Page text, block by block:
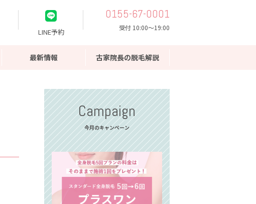
LINE予約
0155-67-0001
受付 10:00〜19:00
最新情報 古家院長の脱毛解説
Campaign
今月のキャンペーン